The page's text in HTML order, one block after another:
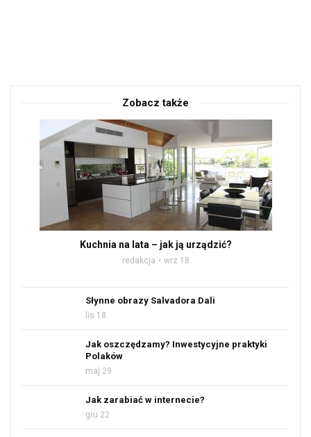
Zobacz także
Kuchnia na lata – jak ją urządzić?
redakcja wrz 18
Słynne obrazy Salvadora Dali
lis 18
Jak oszczędzamy? Inwestycyjne praktyki
Polaków
maj 29
Jak zarabiać w internecie?
gru 22